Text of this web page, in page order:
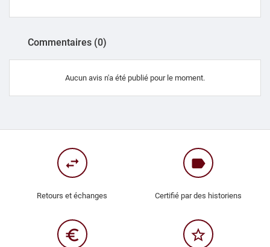
Commentaires (0)
Aucun avis n'a été publié pour le moment.
swap_horiz
Retours et échanges
label
Certifié par des historiens
euro_symbol star_border